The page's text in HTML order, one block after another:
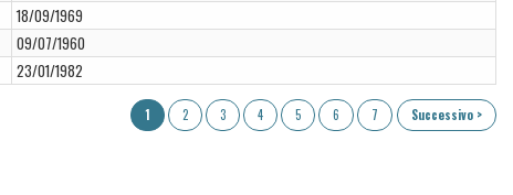
18/09/1969
09/07/1960
23/01/1982
1 2 3 4 5 6 7 Successivo >